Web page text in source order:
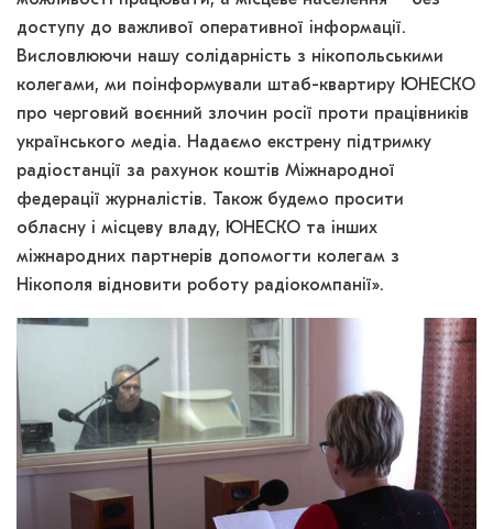
доступу до важливої оперативної інформації.
Висловлюючи нашу солідарність з нікопольськими
колегами, ми поінформували штаб-квартиру ЮНЕСКО
про черговий воєнний злочин росії проти працівників
українського медіа. Надаємо екстрену підтримку
радіостанції за рахунок коштів Міжнародної
федерації журналістів. Також будемо просити
обласну і місцеву владу, ЮНЕСКО та інших
міжнародних партнерів допомогти колегам з
Нікополя відновити роботу радіокомпанії».